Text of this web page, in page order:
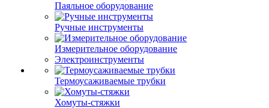
Паяльное оборудование
Ручные инструменты
Измерительное оборудование
Электроинструменты
Термоусаживаемые трубки
Хомуты-стяжки